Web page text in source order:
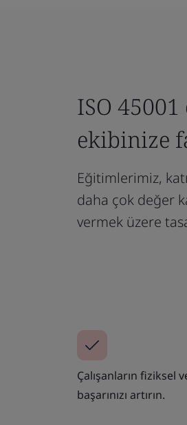
ISO
ekibinize
Eğitimlerimiz,
daha çok değer
vermek üzere
Çalışanların fiziksel
başarınızı artırın.